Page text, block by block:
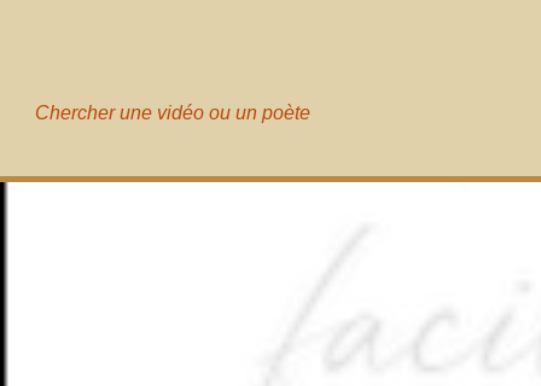
Chercher une vidéo ou un poète